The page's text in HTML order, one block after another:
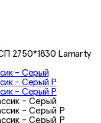
2750*1830 Lamarty